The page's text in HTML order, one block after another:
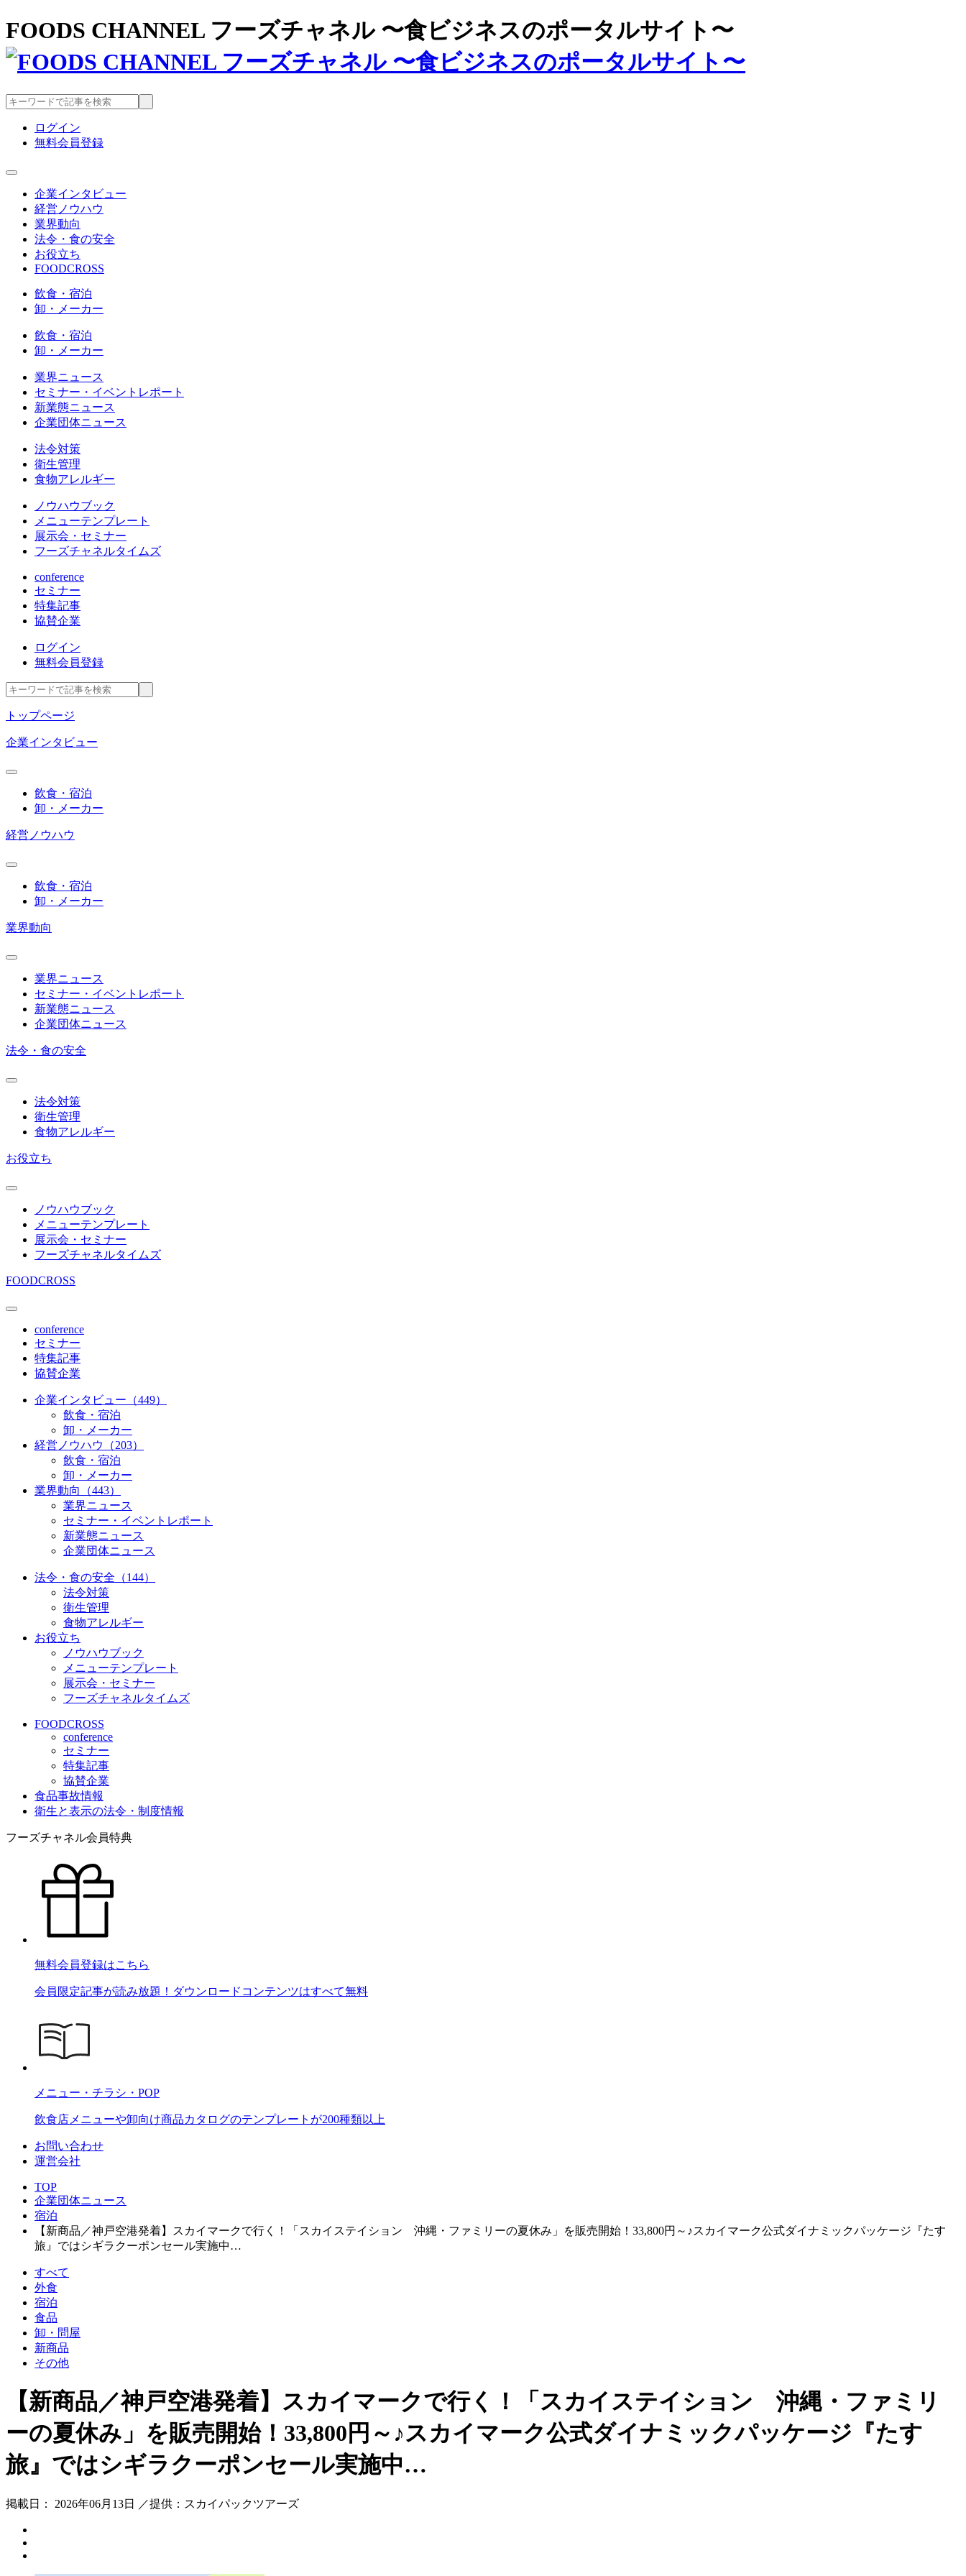
FOODS CHANNEL フーズチャネル 〜食ビジネスのポータルサイト〜
ログイン
無料会員登録
企業インタビュー
経営ノウハウ
業界動向
法令・食の安全
お役立ち
FOODCROSS
飲食・宿泊
卸・メーカー
飲食・宿泊
卸・メーカー
業界ニュース
セミナー・イベントレポート
新業態ニュース
企業団体ニュース
法令対策
衛生管理
食物アレルギー
ノウハウブック
メニューテンプレート
展示会・セミナー
フーズチャネルタイムズ
conference
セミナー
特集記事
協賛企業
ログイン
無料会員登録
トップページ
企業インタビュー
飲食・宿泊
卸・メーカー
経営ノウハウ
飲食・宿泊
卸・メーカー
業界動向
業界ニュース
セミナー・イベントレポート
新業態ニュース
企業団体ニュース
法令・食の安全
法令対策
衛生管理
食物アレルギー
お役立ち
ノウハウブック
メニューテンプレート
展示会・セミナー
フーズチャネルタイムズ
FOODCROSS
conference
セミナー
特集記事
協賛企業
企業インタビュー（449）
飲食・宿泊
卸・メーカー
経営ノウハウ（203）
飲食・宿泊
卸・メーカー
業界動向（443）
業界ニュース
セミナー・イベントレポート
新業態ニュース
企業団体ニュース
法令・食の安全（144）
法令対策
衛生管理
食物アレルギー
お役立ち
ノウハウブック
メニューテンプレート
展示会・セミナー
フーズチャネルタイムズ
FOODCROSS
conference
セミナー
特集記事
協賛企業
食品事故情報
衛生と表示の法令・制度情報
フーズチャネル会員特典
無料会員登録はこちら
会員限定記事が読み放題！ダウンロードコンテンツはすべて無料
メニュー・チラシ・POP
飲食店メニューや卸向け商品カタログのテンプレートが200種類以上
お問い合わせ
運営会社
TOP
企業団体ニュース
宿泊
【新商品／神戸空港発着】スカイマークで行く！「スカイステイション 沖縄・ファミリーの夏休み」を販売開始！33,800円～♪スカイマーク公式ダイナミックパッケージ『たす
旅』ではシギラクーポンセール実施中…
すべて
外食
宿泊
食品
卸・問屋
新商品
その他
【新商品／神戸空港発着】スカイマークで行く！「スカイステイション 沖縄・ファミリ
ーの夏休み」を販売開始！33,800円～♪スカイマーク公式ダイナミックパッケージ『たす
旅』ではシギラクーポンセール実施中…
掲載日： 2026年06月13日 ／提供：スカイパックツアーズ